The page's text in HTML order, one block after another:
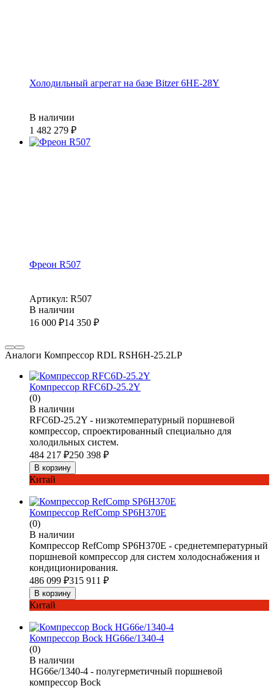
Холодильный агрегат на базе Bitzer 6HE-28Y
В наличии
1 482 279 ₽
Фреон R507
Артикул: R507
В наличии
16 000 ₽14 350 ₽
Аналоги Компрессор RDL RSH6H-25.2LP
Компрессор RFC6D-25.2Y
(0)
В наличии
RFC6D-25.2Y - низкотемпературный поршневой
компрессор, спроектированный специально для
холодильных систем.
484 217 ₽250 398 ₽
В корзину
Китай
Компрессор RefComp SP6H370E
(0)
В наличии
Компрессор RefComp SP6H370E - среднетемпературный
поршневой компрессор для систем холодоснабжения и
кондиционирования.
486 099 ₽315 911 ₽
В корзину
Китай
Компрессор Bock HG66e/1340-4
(0)
В наличии
HG66e/1340-4 - полугерметичный поршневой
компрессор Bock